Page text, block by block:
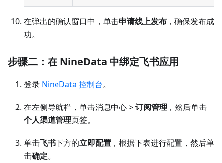
在弹出的确认窗口中，单击申请线上发布 ，确保发布成
功。
步骤二：在 NineData 中绑定飞书应用
登录 NineData 控制台。
在左侧导航栏，单击消息中心 >订阅管理 ，然后单击
个人渠道管理页签。
单击飞书下方的立即配置 ，根据下表进行配置，然后单
击确定。